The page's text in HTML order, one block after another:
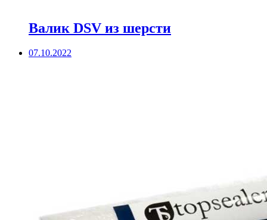
Валик DSV из шерсти
07.10.2022